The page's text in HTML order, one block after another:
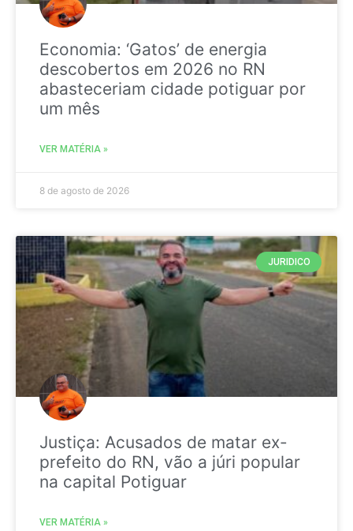
Economia: ‘Gatos’ de energia
descobertos em 2026 no RN
abasteceriam cidade potiguar por
um mês
VER MATÉRIA »
8 de agosto de 2026
JURIDICO
Justiça: Acusados de matar ex-
prefeito do RN, vão a júri popular
na capital Potiguar
VER MATÉRIA »